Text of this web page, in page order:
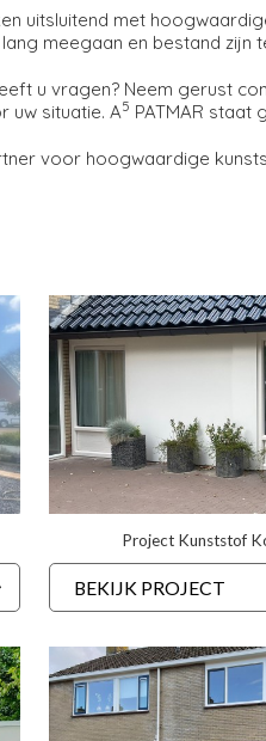
uitsluitend met
meegaan en bestand zijn
u vragen? Neem gerust
uw situatie. A5 PATMAR staat
voor hoogwaardige
Project Kunststof
BEKIJK PROJECT